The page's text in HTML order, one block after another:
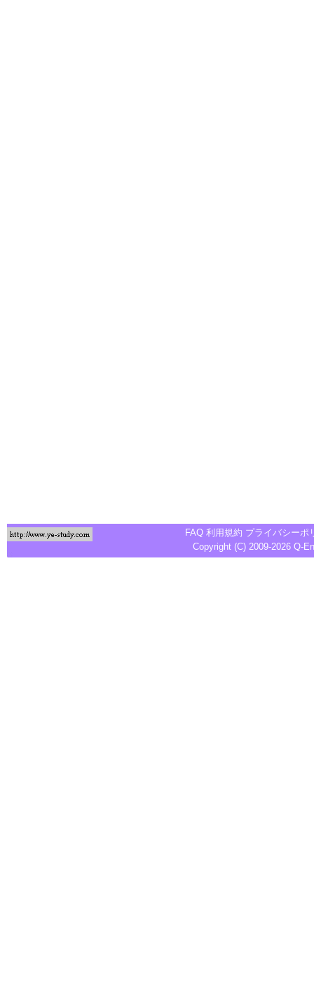
FAQ 利用規約 プライバシーポ
Copyright (C) 2009-2026 Q-